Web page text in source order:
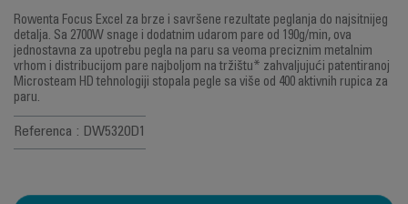
Rowenta Focus Excel za brze i savršene rezultate peglanja do najsitnijeg
detalja. Sa 2700W snage i dodatnim udarom pare od 190g/min, ova
jednostavna za upotrebu pegla na paru sa veoma preciznim metalnim
vrhom i distribucijom pare najboljom na tržištu* zahvaljujući patentiranoj
Microsteam HD tehnologiji stopala pegle sa više od 400 aktivnih rupica za
paru.
Referenca : DW5320D1